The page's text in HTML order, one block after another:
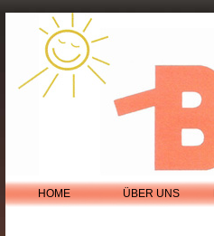
HOME ÜBER UNS